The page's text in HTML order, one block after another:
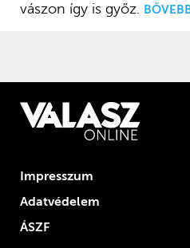
vászon így is győz.
Impresszum
Adatvédelem
ÁSZF